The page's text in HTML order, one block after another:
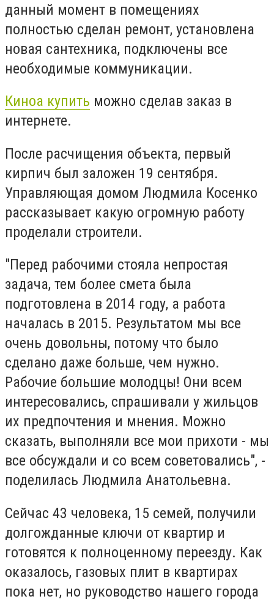
данный момент в помещениях
полностью сделан ремонт, установлена
новая сантехника, подключены все
необходимые коммуникации.
Киноа купить можно сделав заказ в
интернете.
После расчищения объекта, первый
кирпич был заложен 19 сентября.
Управляющая домом Людмила Косенко
рассказывает какую огромную работу
проделали строители.
"Перед рабочими стояла непростая
задача, тем более смета была
подготовлена в 2014 году, а работа
началась в 2015. Результатом мы все
очень довольны, потому что было
сделано даже больше, чем нужно.
Рабочие большие молодцы! Они всем
интересовались, спрашивали у жильцов
их предпочтения и мнения. Можно
сказать, выполняли все мои прихоти - мы
все обсуждали и со всем советовались", -
поделилась Людмила Анатольевна.
Сейчас 43 человека, 15 семей, получили
долгожданные ключи от квартир и
готовятся к полноценному переезду. Как
оказалось, газовых плит в квартирах
пока нет, но руководство нашего города